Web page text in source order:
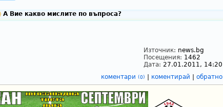
А Вие какво мислите по въпроса?
Източник: news.bg
Посещения: 1462
Дата: 27.01.2011, 14:20
коментари (0) коментирай обратно